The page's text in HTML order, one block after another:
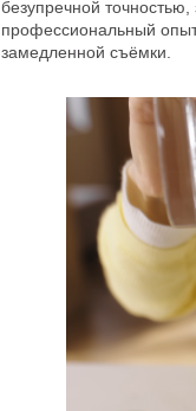
безупречной
профессиональный
замедленной съёмки.